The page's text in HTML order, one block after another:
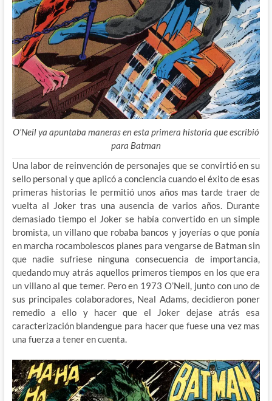
O’Neil ya apuntaba maneras en esta primera historia que escribió
para Batman
Una labor de reinvención de personajes que se convirtió en su
sello personal y que aplicó a conciencia cuando el éxito de esas
primeras historias le permitió unos años mas tarde traer de
vuelta al Joker tras una ausencia de varios años. Durante
demasiado tiempo el Joker se había convertido en un simple
bromista, un villano que robaba bancos y joyerías o que ponía
en marcha rocambolescos planes para vengarse de Batman sin
que nadie sufriese ninguna consecuencia de importancia,
quedando muy atrás aquellos primeros tiempos en los que era
un villano al que temer. Pero en 1973 O’Neil, junto con uno de
sus principales colaboradores, Neal Adams, decidieron poner
remedio a ello y hacer que el Joker dejase atrás esa
caracterización blandengue para hacer que fuese una vez mas
una fuerza a tener en cuenta.